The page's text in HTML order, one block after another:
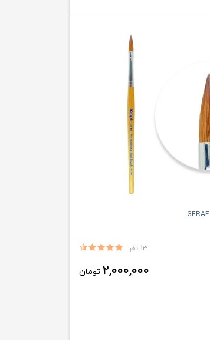
13 نفر
2,000,000 تومان